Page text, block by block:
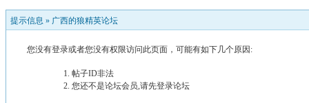
提示信息 » 广西的狼精英论坛
您没有登录或者您没有权限访问此页面，可能有如下几个原因:
帖子ID非法
您还不是论坛会员,请先登录论坛